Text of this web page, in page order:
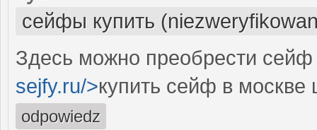
сейфы купить
Здесь можно преобрести
sejfy.ru/>купить сейф в москве
odpowiedz